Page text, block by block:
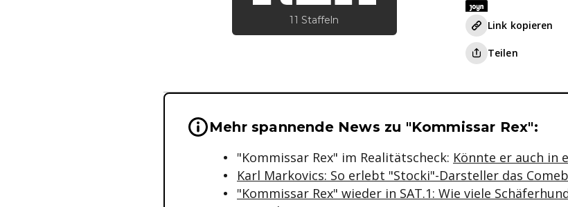
11 Staffeln Link kopieren
Teilen
Wichtige Hinweise & Informationen zum Inhalt
Mehr spannende News zu "Kommissar Rex":
"Kommissar Rex" im Realitätscheck: Könnte er auch in
Karl Markovics: So erlebt "Stocki"-Darsteller das
"Kommissar Rex" wieder in SAT.1: Wie viele